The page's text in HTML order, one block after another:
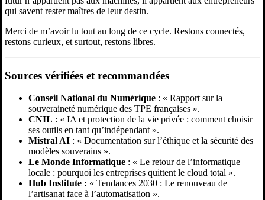
qui savent rester maîtres de leur destin.
Merci de m’avoir lu tout au long de ce cycle. Restons connectés,
restons curieux, et surtout, restons libres.
Sources vérifiées et recommandées
Conseil National du Numérique : « Rapport sur la
souveraineté numérique des TPE françaises ».
CNIL : « IA et protection de la vie privée : comment choisir
ses outils en tant qu’indépendant ».
Mistral AI : « Documentation sur l’éthique et la sécurité des
modèles souverains ».
Le Monde Informatique : « Le retour de l’informatique
locale : pourquoi les entreprises quittent le cloud total ».
Hub Institute : « Tendances 2030 : Le renouveau de
l’artisanat face à l’automatisation ».